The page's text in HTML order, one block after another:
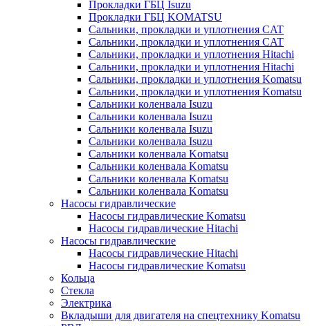
Прокладки ГБЦ Isuzu
Прокладки ГБЦ KOMATSU
Сальники, прокладки и уплотнения CAT
Сальники, прокладки и уплотнения CAT
Сальники, прокладки и уплотнения Hitachi
Сальники, прокладки и уплотнения Hitachi
Сальники, прокладки и уплотнения Komatsu
Сальники, прокладки и уплотнения Komatsu
Сальники коленвала Isuzu
Сальники коленвала Isuzu
Сальники коленвала Isuzu
Сальники коленвала Isuzu
Сальники коленвала Komatsu
Сальники коленвала Komatsu
Сальники коленвала Komatsu
Сальники коленвала Komatsu
Насосы гидравлические
Насосы гидравлические Komatsu
Насосы гидравлические Hitachi
Насосы гидравлические
Насосы гидравлические Hitachi
Насосы гидравлические Komatsu
Кольца
Стекла
Электрика
Вкладыши для двигателя на спецтехнику Komatsu